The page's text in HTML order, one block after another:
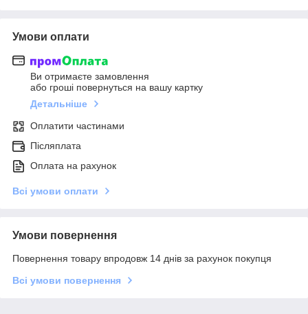
Умови оплати
Ви отримаєте замовлення
або гроші повернуться на вашу картку
Детальніше
Оплатити частинами
Післяплата
Оплата на рахунок
Всі умови оплати
Умови повернення
Повернення товару впродовж 14 днів за рахунок покупця
Всі умови повернення